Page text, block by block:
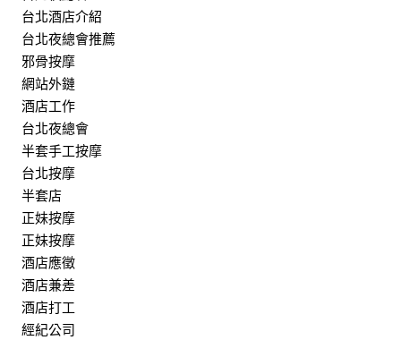
台北酒店介紹
台北夜總會推薦
邪骨按摩
網站外鏈
酒店工作
台北夜總會
半套手工按摩
台北按摩
半套店
正妹按摩
正妹按摩
酒店應徵
酒店兼差
酒店打工
經紀公司